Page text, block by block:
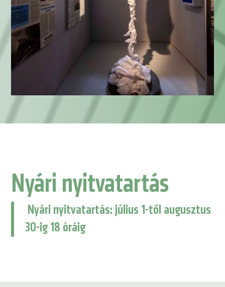
Nyári nyitvatartás
Nyári nyitvatartás: július 1-től augusztus
30-ig 18 óráig